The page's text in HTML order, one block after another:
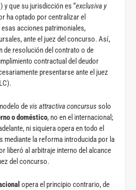
y que su jurisdicción es “exclusiva y
ha optado por centralizar el
acciones patrimoniales,
ante el juez del concurso. Así,
de resolución del contrato o de
contractual del deudor
presentarse ante el juez
de vis attractiva concursus solo
o doméstico, no en el internacional;
ni siquiera opera en todo el
mediante la reforma introducida por la
liberó al arbitraje interno del alcance
del concurso.
opera el principio contrario, de